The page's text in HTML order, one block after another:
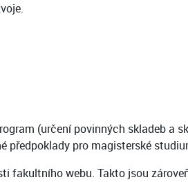
(určení povinných skladeb a
předpoklady pro magisterské
webu. Takto jsou